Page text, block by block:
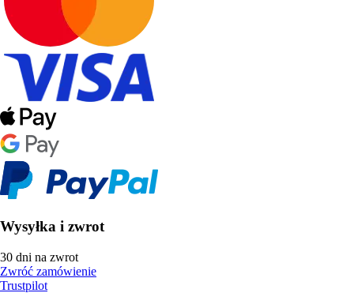
Wysyłka i zwrot
30 dni na zwrot
Zwróć zamówienie
Trustpilot